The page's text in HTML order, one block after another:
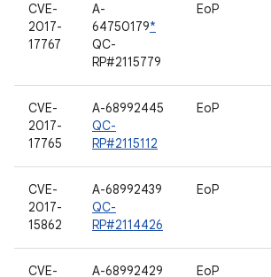
CVE-
2017-
17767
A-
64750179*
QC-
RP#2115779
EoP
CVE-
2017-
17765
A-68992445
QC-
RP#2115112
EoP
CVE-
2017-
15862
A-68992439
QC-
RP#2114426
EoP
CVE-
A-68992429
EoP